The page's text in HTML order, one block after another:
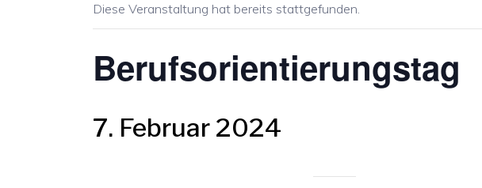
Diese Veranstaltung hat bereits stattgefunden.
Berufsorientierungstag
7. Februar 2024